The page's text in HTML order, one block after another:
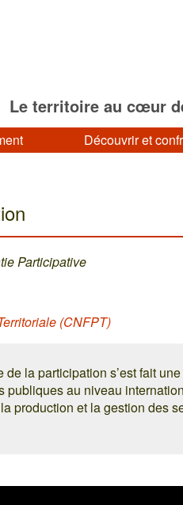
Le territoire au cœur
Découvrir et
Participative
(CNFPT)
la participation s’est fait
publiques au niveau
production et la gestion des